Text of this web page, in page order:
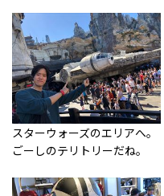
スターウォーズのエリアへ。
ごーしのテリトリーだね。